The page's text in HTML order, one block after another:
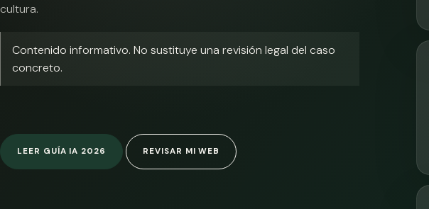
cultura.
Contenido informativo. No sustituye una revisión legal del caso
concreto.
LEER GUÍA IA 2026 REVISAR MI WEB